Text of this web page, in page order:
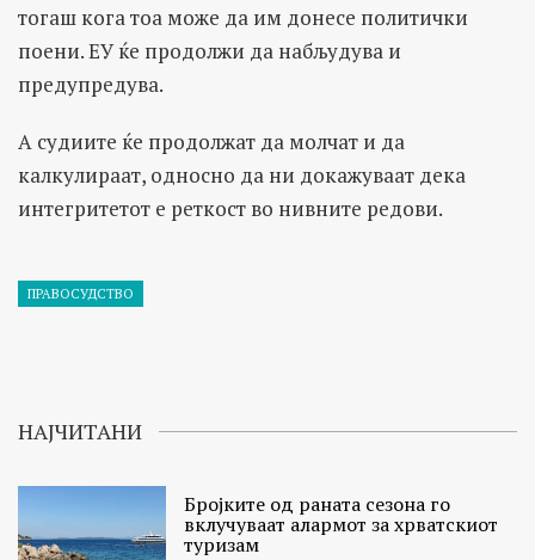
тогаш кога тоа може да им донесе политички
поени. ЕУ ќе продолжи да набљудува и
предупредува.
А судиите ќе продолжат да молчат и да
калкулираат, односно да ни докажуваат дека
интегритетот е реткост во нивните редови.
ПРАВОСУДСТВО
НАЈЧИТАНИ
Бројките од раната сезона го
вклучуваат алармот за хрватскиот
туризам